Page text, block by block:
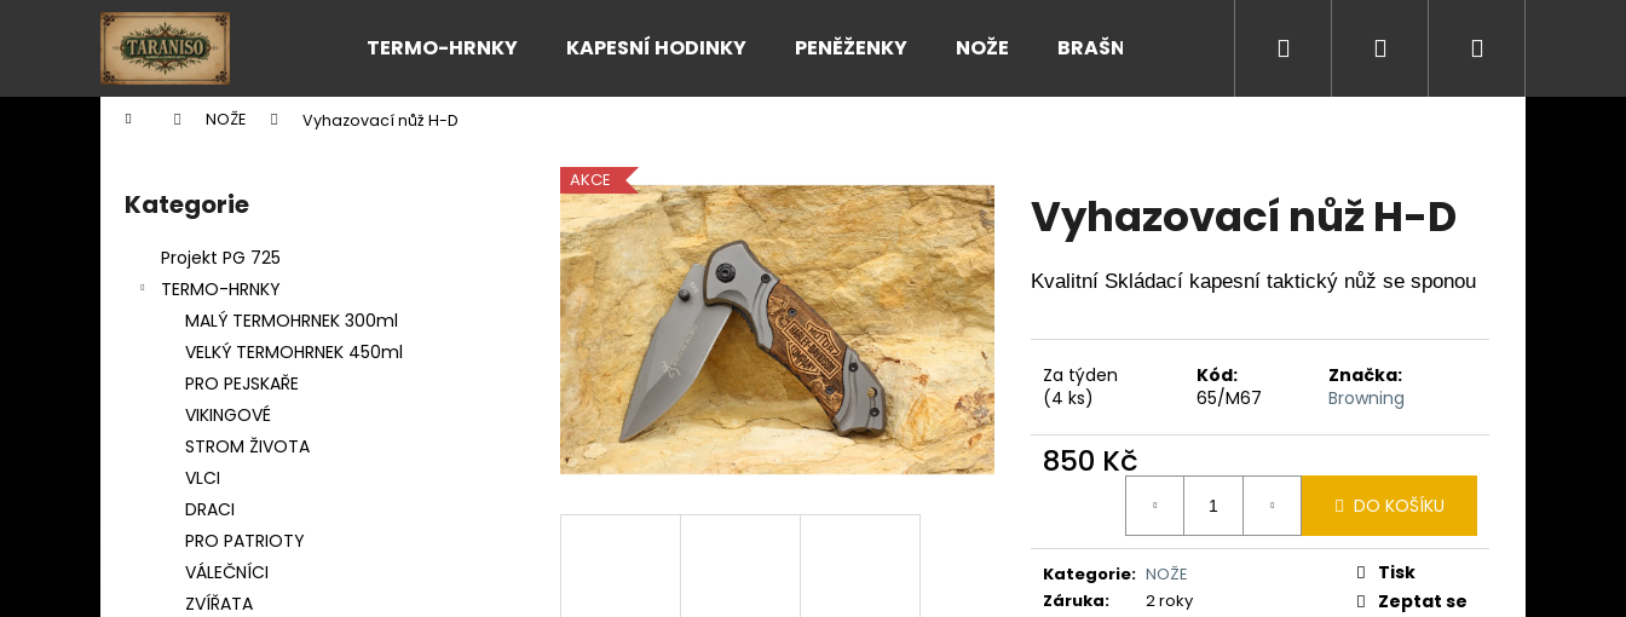
TERMO-HRNKY KAPESNÍ HODINKY PENĚŽENKY NOŽE BRAŠNY Přihlášení
Domů NOŽE Vyhazovací nůž H-D
Přeskočit
kategorie
Kategorie
Projekt PG 725
TERMO-HRNKY
MALÝ TERMOHRNEK 300ml
VELKÝ TERMOHRNEK 450ml
PRO PEJSKAŘE
VIKINGOVÉ
STROM ŽIVOTA
VLCI
DRACI
PRO PATRIOTY
VÁLEČNÍCI
ZVÍŘATA
Vyhazovací nůž H-D
Kvalitní Skládací kapesní taktický nůž se sponou
Za týden
(4 ks)
Kód:
65/M67
Značka:
Browning
850 Kč
DO KOŠÍKU
Kategorie: NOŽE
Záruka: 2 roky
Tisk
Zeptat se
AKCE
í
Zpět
do
Zpět
do
HLEDAT
Doporučujeme
Následující
BAMBUSOVÝ TERMOHRNEK 450ML
ČESKÝ LEV
590 Kč
KAPESNÍ HODINKY (CIBULE) ČESKÝ LEV II
490 Kč